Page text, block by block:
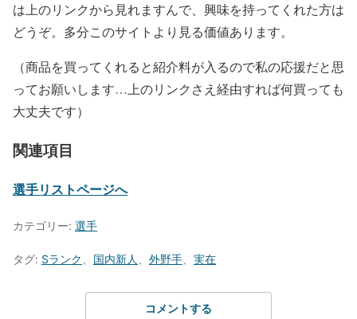
は上のリンクから見れますんで、興味を持ってくれた方は
どうぞ。多分このサイトより見る価値あります。
（商品を買ってくれると紹介料が入るので私の応援だと思
ってお願いします…上のリンクさえ経由すれば何買っても
大丈夫です）
関連項目
選手リストページへ
カテゴリー: 選手
タグ: Sランク 国内新人 外野手 実在
コメントする